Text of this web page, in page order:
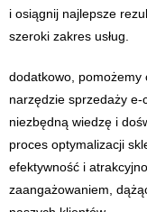
i osiągnij najlepsze
szeroki zakres usług.
dodatkowo, pomożemy
narzędzie sprzedaży
niezbędną wiedzę i
proces optymalizacji
efektywność i
zaangażowaniem,